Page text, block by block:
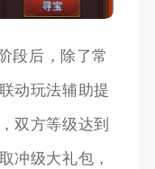
段后，除了常
动玩法辅助提
双方等级达到
冲级大礼包，